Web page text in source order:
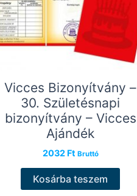
Vicces Bizonyítvány –
30. Születésnapi
bizonyítvány – Vicces
Ajándék
2032 Ft Bruttó
Kosárba teszem